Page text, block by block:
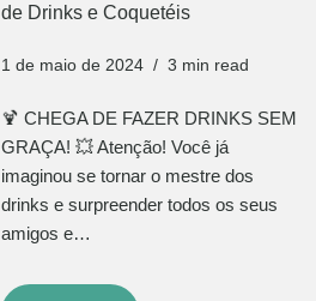
de Drinks e Coquetéis
1 de maio de 2024 3 min read
🍹 CHEGA DE FAZER DRINKS SEM
GRAÇA! 💥 Atenção! Você já
imaginou se tornar o mestre dos
drinks e surpreender todos os seus
amigos e…